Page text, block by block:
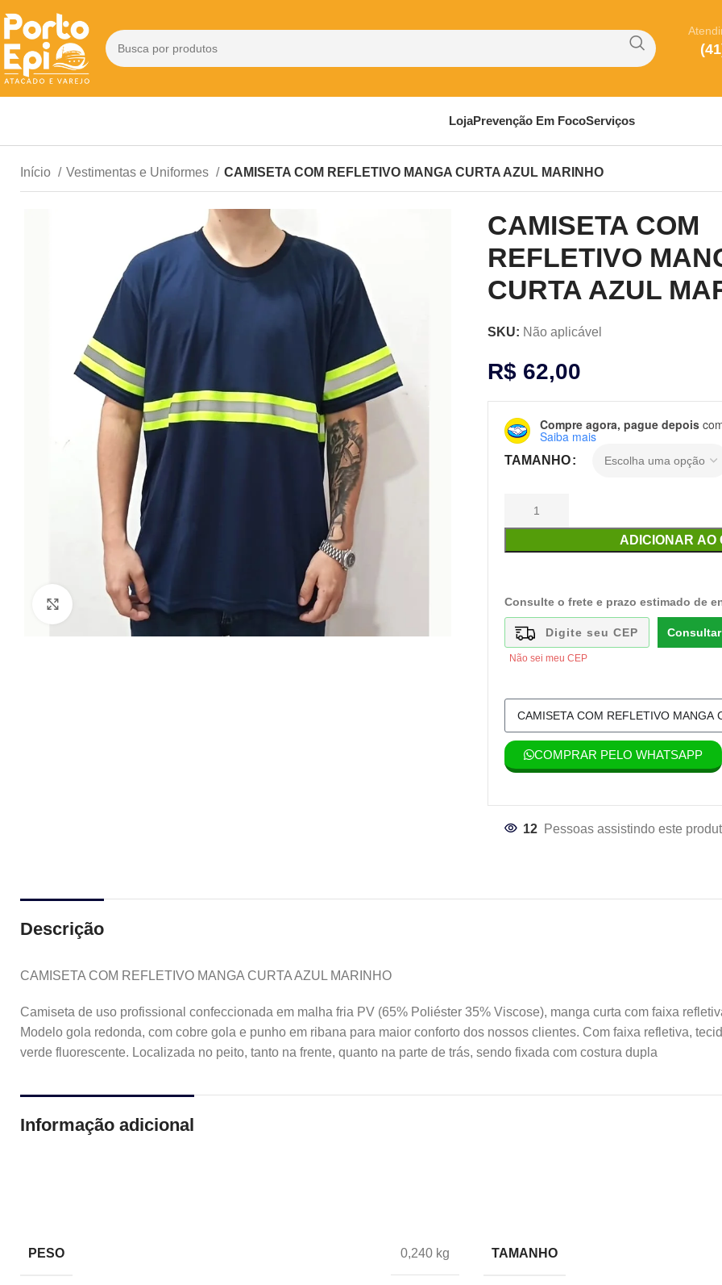
LojaPrevenção Em FocoServiços
Início Vestimentas e Uniformes CAMISETA COM REFLETIVO MANGA CURTA AZUL MARINHO
Clique para ampliar
CAMISETA COM
REFLETIVO
CURTA AZUL
SKU: Não aplicável
R$ 62,00
Compre agora, pague depois
Saiba mais
TAMANHO
ADICIONAR AO
Consulte o frete e prazo estimado de
Consultar
Não sei meu CEP
COMPRAR PELO WHATSAPP
12 Pessoas assistindo este
Descrição
CAMISETA COM REFLETIVO MANGA CURTA AZUL MARINHO
Camiseta de uso profissional confeccionada em malha fria PV (65% Poliéster 35% Viscose), manga curta com faixa
Modelo gola redonda, com cobre gola e punho em ribana para maior conforto dos nossos clientes. Com faixa refletiva,
verde fluorescente. Localizada no peito, tanto na frente, quanto na parte de trás, sendo fixada com costura dupla
Informação adicional
PESO 0,240 kg TAMANHO